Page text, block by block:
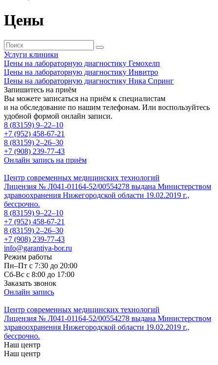
Цены
Услуги клиники
Цены на лабораторную диагностику Гемохелп
Цены на лабораторную диагностику Инвитро
Цены на лабораторную диагностику Ника Спринг
Запишитесь на приём
Вы можете записаться на приём к специалистам
и на обследование по нашим телефонам. Или воспользуйтесь
удобной формой онлайн записи.
8 (83159) 9–22–10
+7 (952) 458-67-21
8 (83159) 2–26–30
+7 (908) 239-77-43
Онлайн запись на приём
Центр современных медицинских технологий
Лицензия № Л041-01164-52/00554278 выдана Министерством
здравоохранения Нижегородской области 19.02.2019 г.,
бессрочно.
8 (83159) 9–22–10
+7 (952) 458-67-21
8 (83159) 2–26–30
+7 (908) 239-77-43
info@garantiya-bor.ru
Режим работы
Пн–Пт с 7:30 до 20:00
Cб-Вс с 8:00 до 17:00
Заказать звонок
Онлайн запись
Центр современных медицинских технологий
Лицензия № Л041-01164-52/00554278 выдана Министерством
здравоохранения Нижегородской области 19.02.2019 г.,
бессрочно.
Наш центр
Наш центр